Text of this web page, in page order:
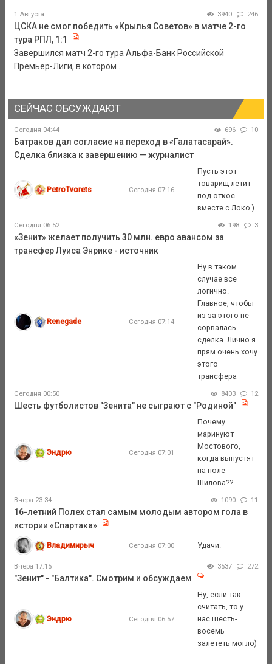
1 Августа 3940 246
ЦСКА не смог победить «Крылья Советов» в матче 2-го
тура РПЛ, 1:1
Завершился матч 2-го тура Альфа-Банк Российской
Премьер-Лиги, в котором ...
СЕЙЧАС ОБСУЖДАЮТ
Сегодня 04:44 696 10
Батраков дал согласие на переход в «Галатасарай».
Сделка близка к завершению — журналист
PetroTvorets Сегодня 07:16
Пусть этот
товарищ летит
под откос
вместе с Локо )
Сегодня 06:52 198 3
«Зенит» желает получить 30 млн. евро авансом за
трансфер Луиса Энрике - источник
Renegade Сегодня 07:14
Ну в таком
случае все
логично.
Главное, чтобы
из-за этого не
сорвалась
сделка. Лично я
прям очень хочу
этого
трансфера
Сегодня 00:50 8403 12
Шесть футболистов "Зенита" не сыграют с "Родиной"
Эндрю Сегодня 07:01
Почему
маринуют
Мостового,
когда выпустят
на поле
Шилова??
Вчера 23:34 1090 11
16-летний Полех стал самым молодым автором гола в
истории «Спартака»
Владимирыч Сегодня 07:00 Удачи.
Вчера 17:15 3537 272
"Зенит" - "Балтика". Смотрим и обсуждаем
Эндрю Сегодня 06:57
Ну, если так
считать, то у
нас шесть-
восемь
залететь могло)